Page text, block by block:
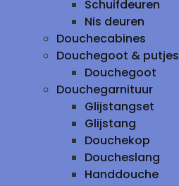
Schuifdeuren
Nis deuren
Douchecabines
Douchegoot & putjes
Douchegoot
Douchegarnituur
Glijstangset
Glijstang
Douchekop
Doucheslang
Handdouche